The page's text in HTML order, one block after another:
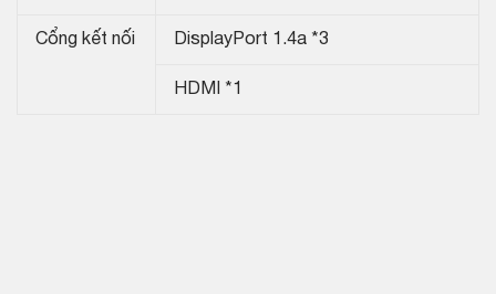
Cổng kết nối DisplayPort 1.4a *3
HDMI *1